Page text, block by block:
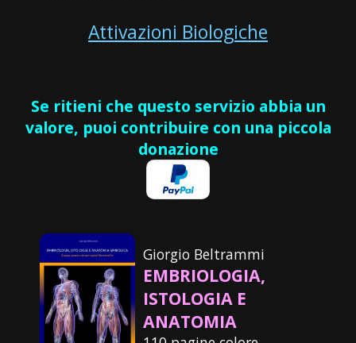
Attivazioni Biologiche
Se ritieni che questo servizio abbia un
valore, puoi contribuire con una piccola
donazione
Giorgio Beltrammi
EMBRIOLOGIA,
ISTOLOGIA E
ANATOMIA